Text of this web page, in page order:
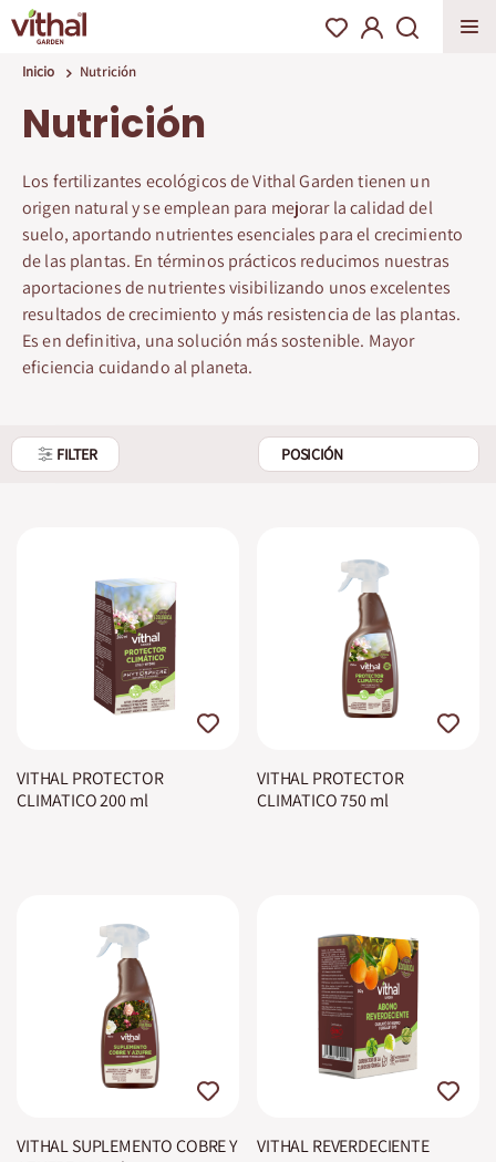
Inicio Nutrición
Nutrición
Los fertilizantes ecológicos de Vithal Garden tienen un
origen natural y se emplean para mejorar la calidad del
suelo, aportando nutrientes esenciales para el crecimiento
de las plantas. En términos prácticos reducimos nuestras
aportaciones de nutrientes visibilizando unos excelentes
resultados de crecimiento y más resistencia de las plantas.
Es en definitiva, una solución más sostenible. Mayor
eficiencia cuidando al planeta.
FILTER
VITHAL PROTECTOR
CLIMATICO 200 ml
VITHAL PROTECTOR
CLIMATICO 750 ml
VITHAL SUPLEMENTO COBRE Y
VITHAL REVERDECIENTE